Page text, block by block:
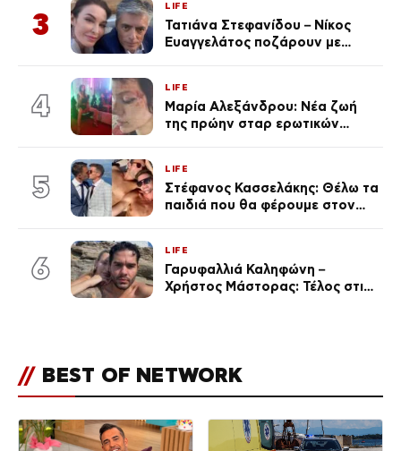
ποια είσαι σοκαρίστικα»
3
LIFE
Τατιάνα Στεφανίδου – Νίκος
Ευαγγελάτος ποζάρουν με
4
LIFE
Μαρία Αλεξάνδρου: Νέα ζωή
της πρώην σταρ ερωτικών
(Φωτογραφίες)
5
LIFE
Στέφανος Κασσελάκης: Θέλω τα
παιδιά που θα φέρουμε στον
6
LIFE
Γαρυφαλλιά Καληφώνη –
Χρήστος Μάστορας: Τέλος στις
// BEST OF NETWORK